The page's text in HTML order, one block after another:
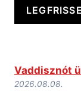
Vaddisznót
2026.08.08.